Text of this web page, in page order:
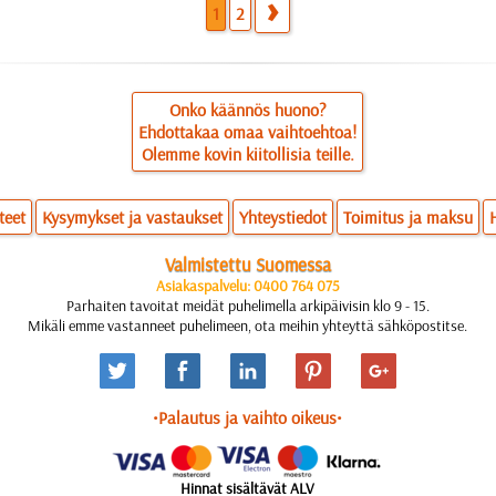
1 2
Onko käännös huono?
Ehdottakaa omaa vaihtoehtoa!
Olemme kovin kiitollisia teille.
Kysymykset ja vastaukset Yhteystiedot Toimitus ja maksu
Valmistettu Suomessa
Asiakaspalvelu: 0400 764 075
Parhaiten tavoitat meidät puhelimella arkipäivisin klo 9 - 15.
Mikäli emme vastanneet puhelimeen, ota meihin yhteyttä sähköpostitse.
•Palautus ja vaihto oikeus•
Hinnat sisältävät ALV